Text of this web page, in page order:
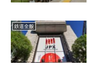
鉄道全般